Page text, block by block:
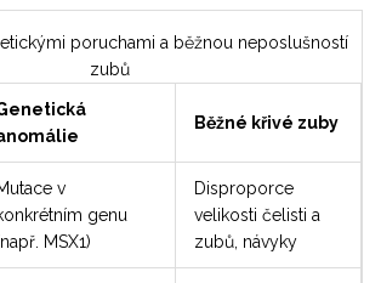
poruchami a běžnou neposlušností
zubů
Běžné křivé zuby
v
genu
MSX1)
Disproporce
velikosti čelisti a
zubů, návyky